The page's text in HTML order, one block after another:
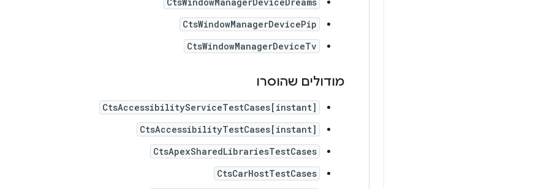
CtsWindowManagerDevicePip
CtsWindowManagerDeviceTv
מודולים שהוסרו
CtsAccessibilityServiceTestCases[instant]
CtsAccessibilityTestCases[instant]
CtsApexSharedLibrariesTestCases
CtsCarHostTestCases